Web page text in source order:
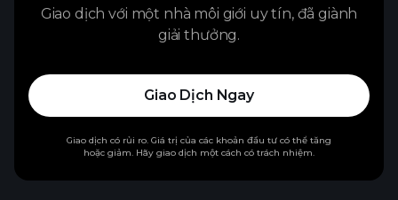
Giao dịch với một nhà môi giới uy tín, đã giành
giải thưởng.
Giao Dịch Ngay
Giao dịch có rủi ro. Giá trị của các khoản đầu tư có thể tăng
hoặc giảm. Hãy giao dịch một cách có trách nhiệm.